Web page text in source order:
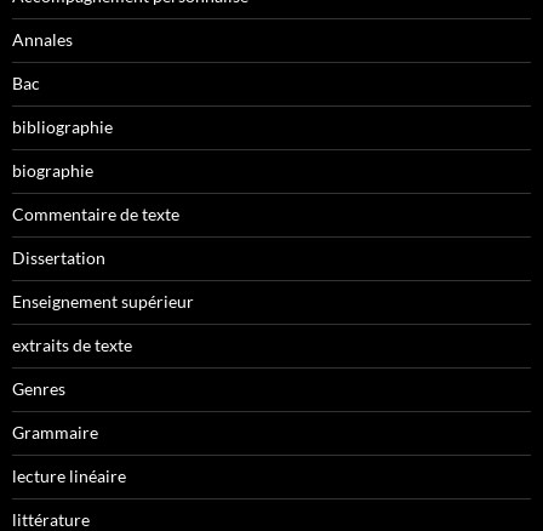
Annales
Bac
bibliographie
biographie
Commentaire de texte
Dissertation
Enseignement supérieur
extraits de texte
Genres
Grammaire
lecture linéaire
littérature